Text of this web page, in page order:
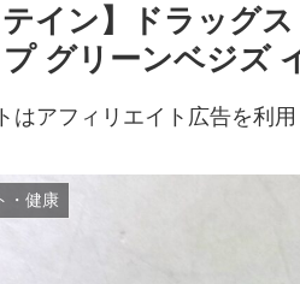
テイン】ドラッグ
グリーンベジズ
はアフィリエイト広告を利用
・健康